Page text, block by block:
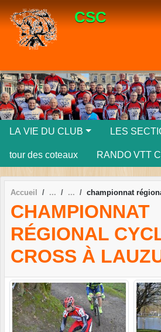
CSC
LA VIE DU CLUB LES
tour des coteaux RANDO VTT
Accueil championnat
CHAMPIONNAT
RÉGIONAL
CROSS À
Panneau de gestion des cookies